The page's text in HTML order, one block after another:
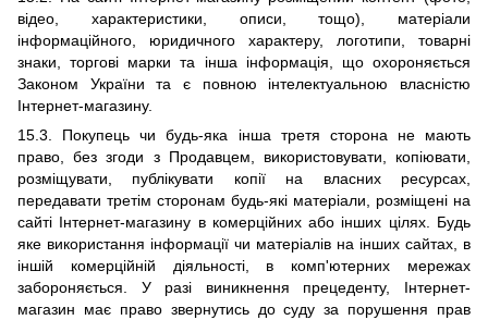
відео, характеристики, описи, тощо), матеріали
інформаційного, юридичного характеру, логотипи, товарні
знаки, торгові марки та інша інформація, що охороняється
Законом України та є повною інтелектуальною власністю
Інтернет-магазину.
15.3. Покупець чи будь-яка інша третя сторона не мають
право, без згоди з Продавцем, використовувати, копіювати,
розміщувати, публікувати копії на власних ресурсах,
передавати третім сторонам будь-які матеріали, розміщені на
сайті Інтернет-магазину в комерційних або інших цілях. Будь
яке використання інформації чи матеріалів на інших сайтах, в
іншій комерційній діяльності, в комп'ютерних мережах
забороняється. У разі виникнення прецеденту, Інтернет-
магазин має право звернутись до суду за порушення прав